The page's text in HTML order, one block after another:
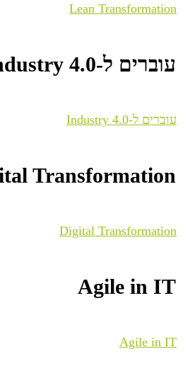
Lean Transformation
עוברים ל-Industry 4.0
עוברים ל-Industry 4.0
Transformation
Digital Transformation
Agile in IT
Agile in IT